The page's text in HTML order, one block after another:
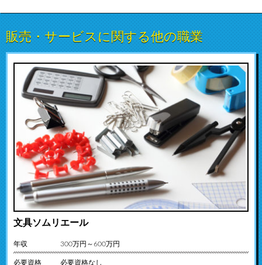
販売・サービスに関する他の職業
文具ソムリエール
年収 300万円～600万円
必要資格 必要資格なし